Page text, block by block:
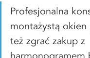
Profesjonalna
montażystą okien
też zgrać zakup z